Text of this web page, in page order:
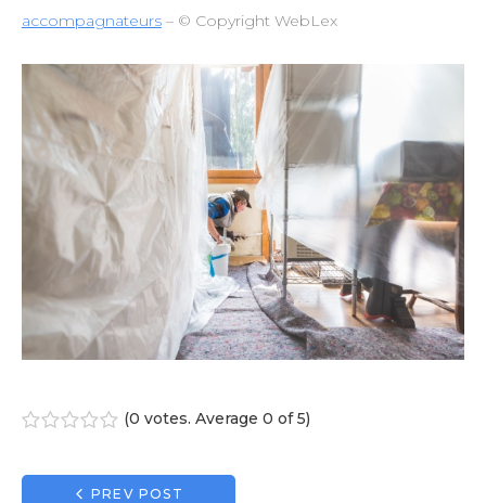
accompagnateurs– © Copyright WebLex
(0 votes. Average 0 of 5)
Navigation
PREV POST